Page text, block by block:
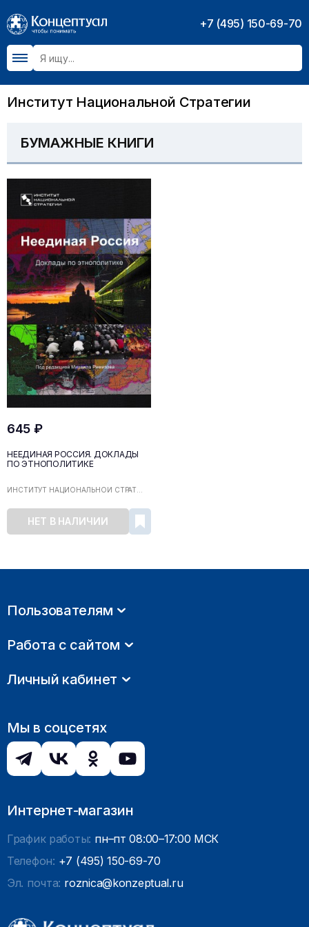
+7 (495) 150-69-70
Институт Национальной Стратегии
БУМАЖНЫЕ КНИГИ
645 ₽
НЕЕДИНАЯ РОССИЯ. ДОКЛАДЫ
ПО ЭТНОПОЛИТИКЕ
ИНСТИТУТ НАЦИОНАЛЬНОЙ СТРАТ...
НЕТ В НАЛИЧИИ
Пользователям
Работа с сайтом
Личный кабинет
Мы в соцсетях
Интернет-магазин
График работы: пн–пт 08:00–17:00 МСК
Телефон: +7 (495) 150-69-70
Эл. почта: roznica@konzeptual.ru